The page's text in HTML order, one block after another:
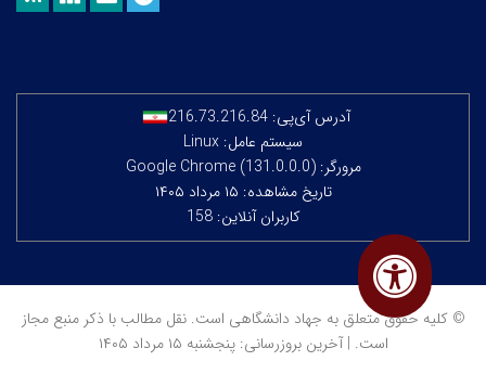
آدرس آی‌پی: 216.73.216.84
سیستم عامل: Linux
مرورگر: Google Chrome (131.0.0.0)
تاریخ مشاهده: ۱۵ مرداد ۱۴۰۵
کاربران آنلاین: 158
© کلیه حقوق متعلق به جهاد دانشگاهی است. نقل مطالب با ذکر منبع مجاز
است. | آخرین بروزرسانی: پنجشنبه ۱۵ مرداد ۱۴۰۵